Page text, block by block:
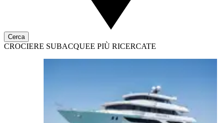
Cerca
CROCIERE SUBACQUEE PIÙ RICERCATE